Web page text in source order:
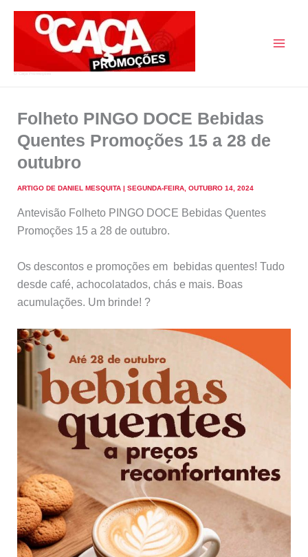
Folheto PINGO DOCE Bebidas
Quentes Promoções 15 a 28 de
outubro
ARTIGO DE DANIEL MESQUITA | SEGUNDA-FEIRA, OUTUBRO 14, 2024
Antevisão Folheto PINGO DOCE Bebidas Quentes
Promoções 15 a 28 de outubro.
Os descontos e promoções em bebidas quentes! Tudo
desde café, achocolatados, chás e mais. Boas
acumulações. Um brinde! ?